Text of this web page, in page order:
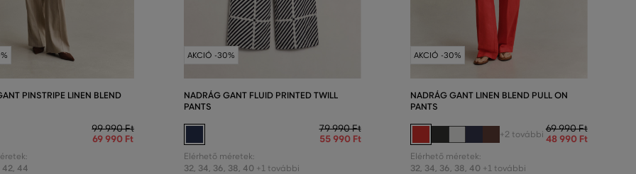
PINSTRIPE LINEN BLEND
99 990 Ft
69 990 Ft
42, 44
AKCIÓ -30%
NADRÁG GANT FLUID PRINTED TWILL
PANTS
79 990 Ft
55 990 Ft
Elérhető méretek:
32, 34, 36, 38, 40 +1 további
AKCIÓ -30%
NADRÁG GANT LINEN BLEND PULL ON
PANTS
+2 további 69 990 Ft
48 990 Ft
Elérhető méretek:
32, 34, 36, 38, 40 +1 további